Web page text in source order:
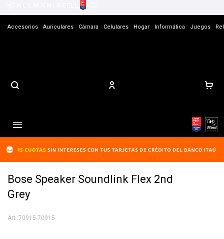
Accesorios Auriculares Cámara Celulares Hogar Informática Juegos

Bose Speaker Soundlink Flex 2nd
Grey
70915-70915